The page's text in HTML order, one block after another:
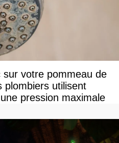
sur votre pommeau de
plombiers utilisent
pression maximale